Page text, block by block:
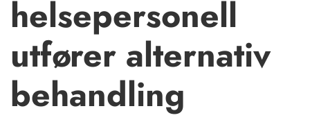
helsepersonell
utfører alternativ
behandling